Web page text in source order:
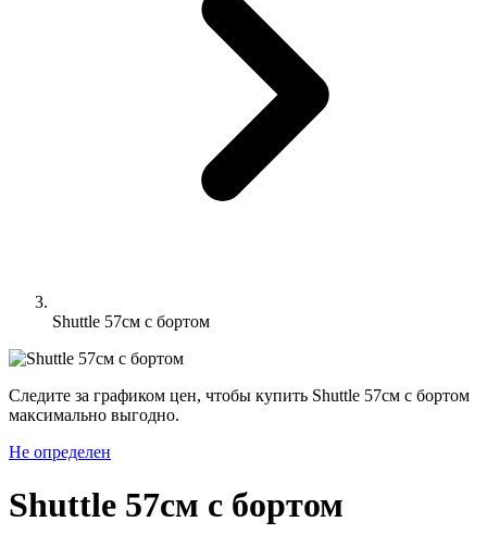
Shuttle 57см с бортом
Следите за графиком цен, чтобы купить Shuttle 57см с бортом
максимально выгодно.
Не определен
Shuttle 57см с бортом